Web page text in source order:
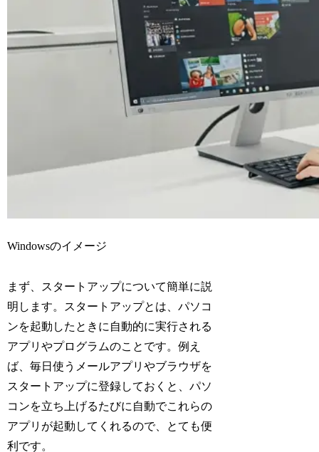
Windowsのイメージ
まず、スタートアップについて簡単に説
明します。スタートアップとは、パソコ
ンを起動したときに自動的に実行される
アプリやプログラムのことです。例え
ば、毎日使うメールアプリやブラウザを
スタートアップに登録しておくと、パソ
コンを立ち上げるたびに自動でこれらの
アプリが起動してくれるので、とても便
利です。